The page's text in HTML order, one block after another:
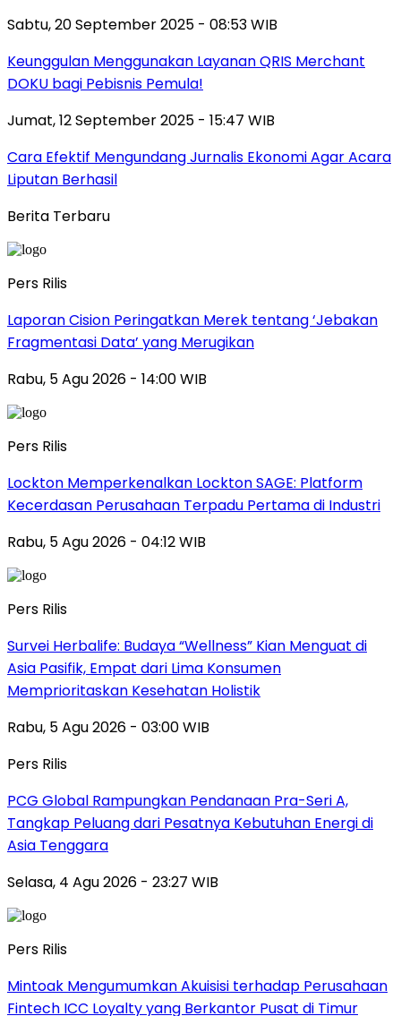
Sabtu, 20 September 2025 - 08:53 WIB
Keunggulan Menggunakan Layanan QRIS Merchant
DOKU bagi Pebisnis Pemula!
Jumat, 12 September 2025 - 15:47 WIB
Cara Efektif Mengundang Jurnalis Ekonomi Agar Acara
Liputan Berhasil
Berita Terbaru
Pers Rilis
Laporan Cision Peringatkan Merek tentang ‘Jebakan
Fragmentasi Data’ yang Merugikan
Rabu, 5 Agu 2026 - 14:00 WIB
Pers Rilis
Lockton Memperkenalkan Lockton SAGE: Platform
Kecerdasan Perusahaan Terpadu Pertama di Industri
Rabu, 5 Agu 2026 - 04:12 WIB
Pers Rilis
Survei Herbalife: Budaya “Wellness” Kian Menguat di
Asia Pasifik, Empat dari Lima Konsumen
Memprioritaskan Kesehatan Holistik
Rabu, 5 Agu 2026 - 03:00 WIB
Pers Rilis
PCG Global Rampungkan Pendanaan Pra-Seri A,
Tangkap Peluang dari Pesatnya Kebutuhan Energi di
Asia Tenggara
Selasa, 4 Agu 2026 - 23:27 WIB
Pers Rilis
Mintoak Mengumumkan Akuisisi terhadap Perusahaan
Fintech ICC Loyalty yang Berkantor Pusat di Timur